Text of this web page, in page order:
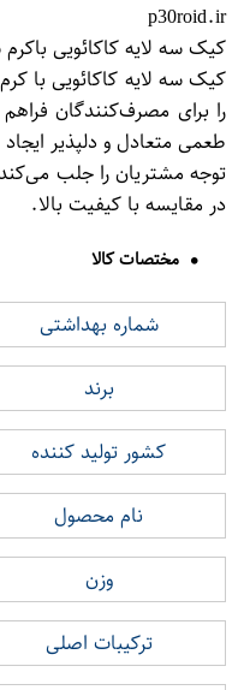
p30roid.ir
کیک سه لایه کاکائویی باکرم شیری 50 گرمی
را برای مصرف‌کنندگان
توجه مشتریان را جلب
در مقایسه با کیفیت بالا.
مختصات کالا
شماره بهداشتی
برند
کشور تولید کننده
نام محصول
وزن
ترکیبات اصلی